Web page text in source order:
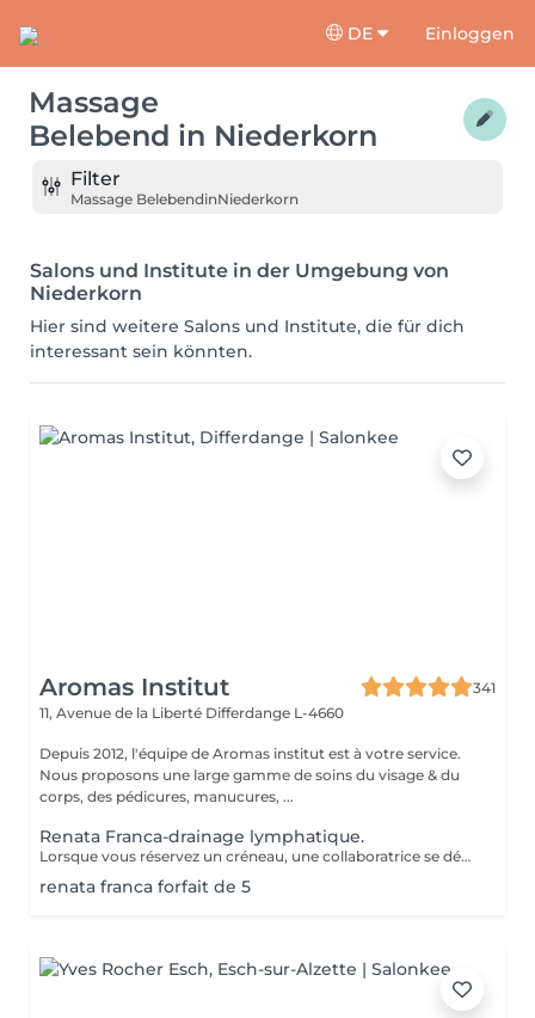
DE Einloggen
Massage
Belebend in Niederkorn
Filter
Massage BelebendinNiederkorn
Salons und Institute in der Umgebung von
Niederkorn
Hier sind weitere Salons und Institute, die für dich
interessant sein könnten.
Aromas Institut
341
11, Avenue de la Liberté Differdange L-4660
Depuis 2012, l'équipe de Aromas institut est à votre service.
Nous proposons une large gamme de soins du visage & du
corps, des pédicures, manucures, ...
Renata Franca-drainage lymphatique.
Lorsque vous réservez un créneau, une collaboratrice se dédit spécialement à vous durant cette heure, c'est pourquoi nous vous prions de nous avertir minimum 24h à l'avance en cas de désistement, sans quoi nous vous demanderons de régler la séance.Nous vous remercions de votre compréhension. Cette méthode venue du Brésil est principalement connue pour son massage lymphatique manuel drainant mais ce compose en réalité de 3 techniques différentes ! En effet la méthode Renata Franca, est une méthode revisité du drainage lymphatique traditionnel. La méthode devient une version plus tonique et plus ciblée du drainage lymphatique connu et pratiqué jusqu'à ce jour. Grâce à ces gestes toniques et fermes, ces pompages réguliers et un rythme plus rapide, il semblerait que la méthode Renata Franca permette d'obtenir des résultats plus rapides et visuellement impressionnants.
renata franca forfait de 5